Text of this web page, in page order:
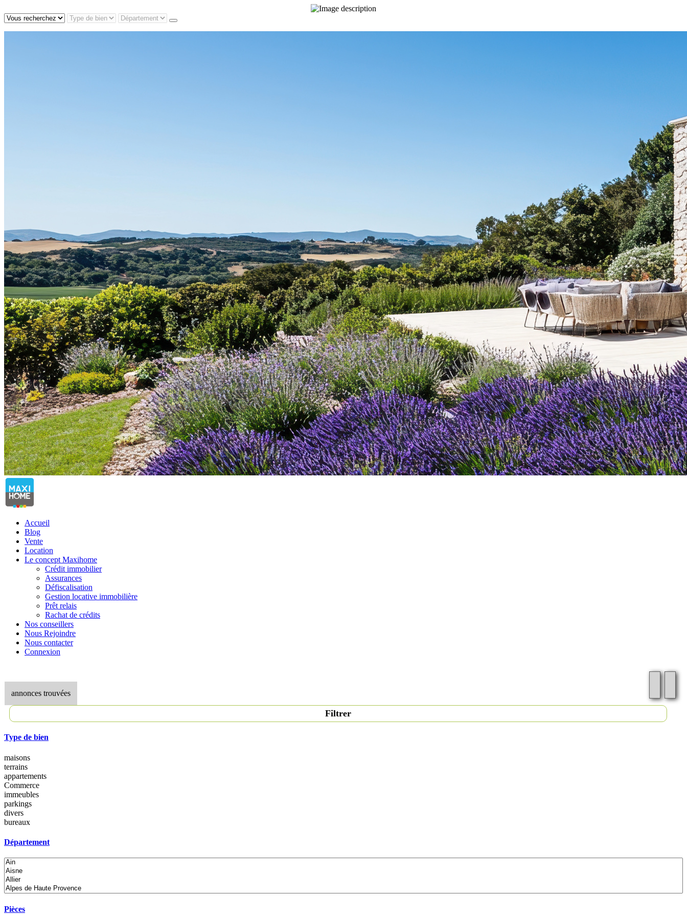
Accueil
Blog
Vente
Location
Le concept Maxihome
Crédit immobilier
Assurances
Défiscalisation
Gestion locative immobilière
Prêt relais
Rachat de crédits
Nos conseillers
Nous Rejoindre
Nous contacter
Connexion
annonces trouvées
Filtrer
Type de bien
maisons
terrains
appartements
Commerce
immeubles
parkings
divers
bureaux
Département
Pièces